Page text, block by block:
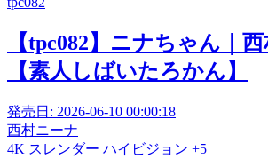
【tpc082】ニナちゃん｜
【素人しばいたろかん】
発売日: 2026-06-10 00:00:18
西村ニーナ
4K スレンダー ハイビジョン +5